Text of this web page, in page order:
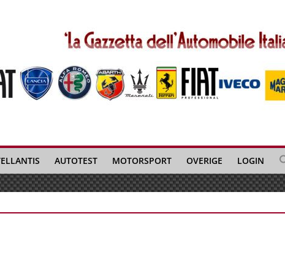
AUTOTEST MOTORSPORT OVERIGE LOGIN